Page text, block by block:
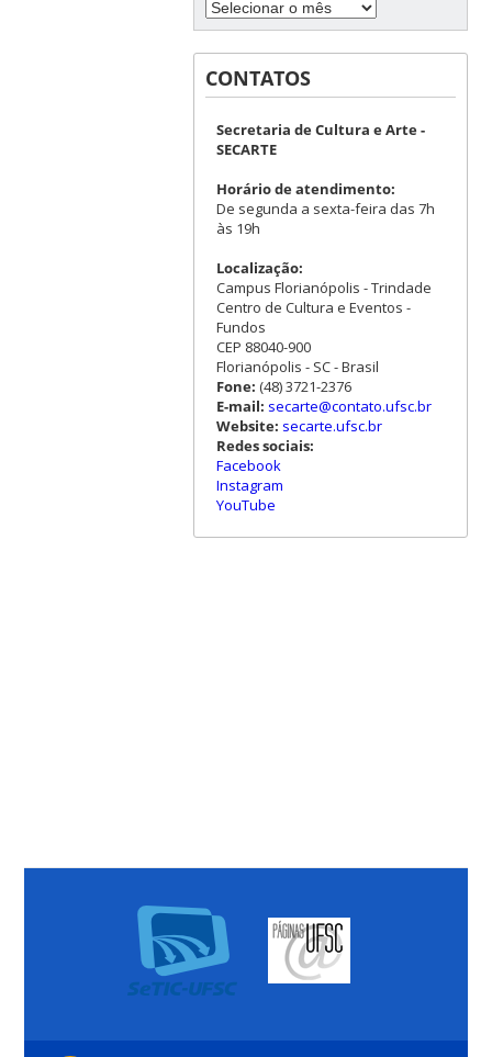
CONTATOS
Secretaria de Cultura e Arte -
SECARTE
Horário de atendimento:
De segunda a sexta-feira das 7h
às 19h
Localização:
Campus Florianópolis - Trindade
Centro de Cultura e Eventos -
Fundos
CEP 88040-900
Florianópolis - SC - Brasil
Fone: (48) 3721-2376
E-mail: secarte@contato.ufsc.br
Website: secarte.ufsc.br
Redes sociais:
Facebook
Instagram
YouTube